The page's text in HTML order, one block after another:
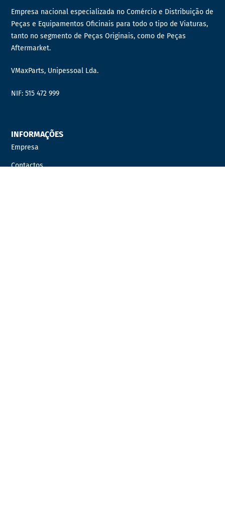
Empresa nacional especializada no Comércio e Distribuição de
Peças e Equipamentos Oficinais para todo o tipo de Viaturas,
tanto no segmento de Peças Originais, como de Peças
Aftermarket.
VMaxParts, Unipessoal Lda.
NIF: 515 472 999
INFORMAÇÕES
Empresa
Contactos